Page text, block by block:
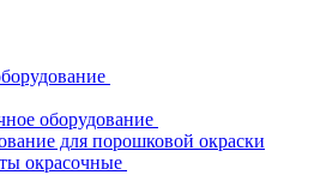
оборудование
для порошковой окраски
окрасочные